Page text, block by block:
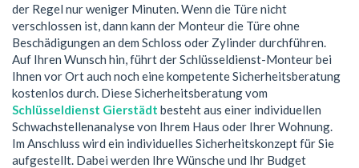
der Regel nur weniger Minuten. Wenn die Türe nicht
verschlossen ist, dann kann der Monteur die Türe ohne
Beschädigungen an dem Schloss oder Zylinder durchführen.
Auf Ihren Wunsch hin, führt der Schlüsseldienst-Monteur bei
Ihnen vor Ort auch noch eine kompetente Sicherheitsberatung
kostenlos durch. Diese Sicherheitsberatung vom
Schlüsseldienst Gierstädt besteht aus einer individuellen
Schwachstellenanalyse von Ihrem Haus oder Ihrer Wohnung.
Im Anschluss wird ein individuelles Sicherheitskonzept für Sie
aufgestellt. Dabei werden Ihre Wünsche und Ihr Budget